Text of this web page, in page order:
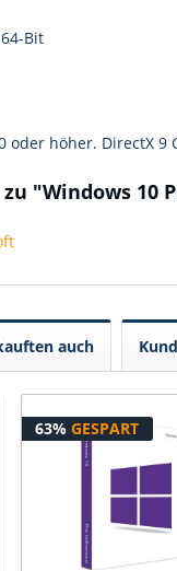
Bit
oder höher. DirectX 9
"Windows 10
auch
63%GESPART